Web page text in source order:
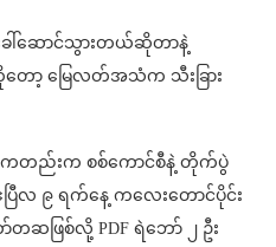
ါ်ဆောင်သွားတယ်ဆိုတာနဲ့
ာ့ မြေလတ်အသံက သီးခြား
ကတည်းက စစ်ကောင်စီနဲ့ တိုက်ပွဲ
ဧပြီလ ၉ ရက်နေ့ ကလေးတောင်ပိုင်း
ဆဖြစ်လို့ PDF ရဲဘော် ၂ ဦး